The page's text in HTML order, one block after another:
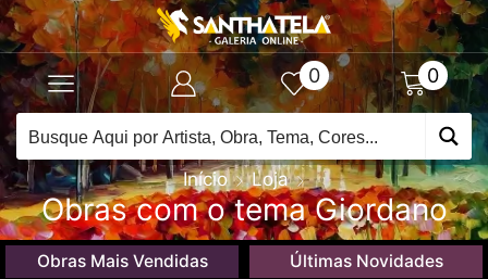
0 0
Início Loja
Obras com o tema Giordano
Obras Mais Vendidas Últimas Novidades